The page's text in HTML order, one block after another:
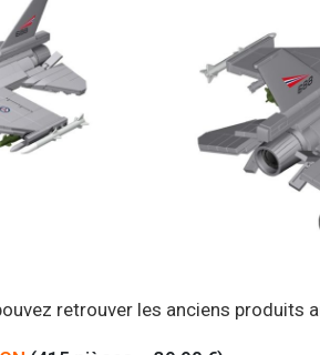
retrouver les anciens produits